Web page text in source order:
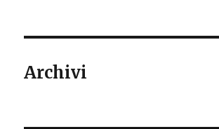
Archivi